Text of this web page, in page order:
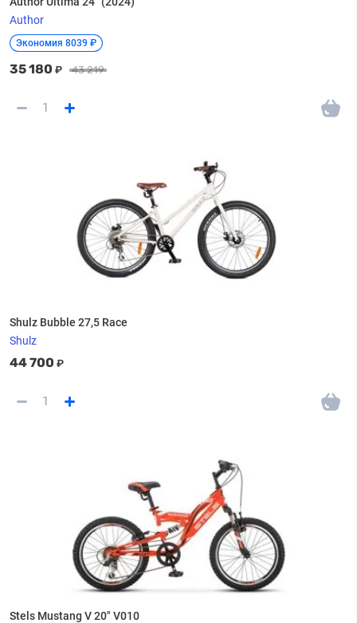
Author
Экономия 8039 ₽
35 180 ₽ 43 219
Shulz Bubble 27,5 Race
Shulz
44 700 ₽
Stels Mustang V 20" V010